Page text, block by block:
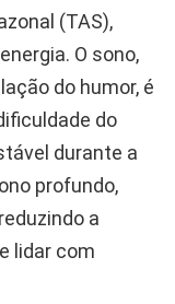
(TAS),
O sono,
do humor, é
do
durante a
profundo,
a
lidar com